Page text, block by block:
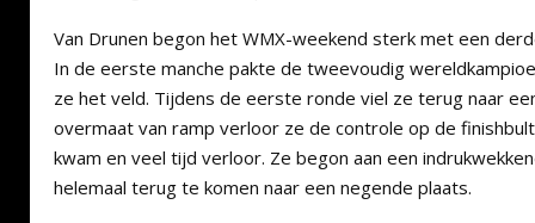
Van Drunen begon het WMX-weekend sterk met een
In de eerste manche pakte de tweevoudig
ze het veld. Tijdens de eerste ronde viel ze terug naar
overmaat van ramp verloor ze de controle op de
kwam en veel tijd verloor. Ze begon aan een
helemaal terug te komen naar een negende plaats.